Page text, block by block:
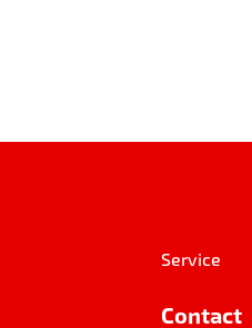
Service
Contact